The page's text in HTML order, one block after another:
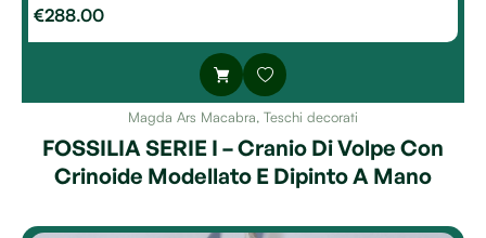
€288.00
Magda Ars Macabra, Teschi decorati
FOSSILIA SERIE I – Cranio Di Volpe Con
Crinoide Modellato E Dipinto A Mano